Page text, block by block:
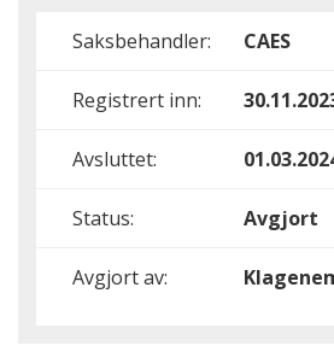
Saksbehandler: CAES
Registrert inn:
Avsluttet:
Status: Avgjort
Avgjort av: